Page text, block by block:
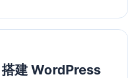
建 WordPress